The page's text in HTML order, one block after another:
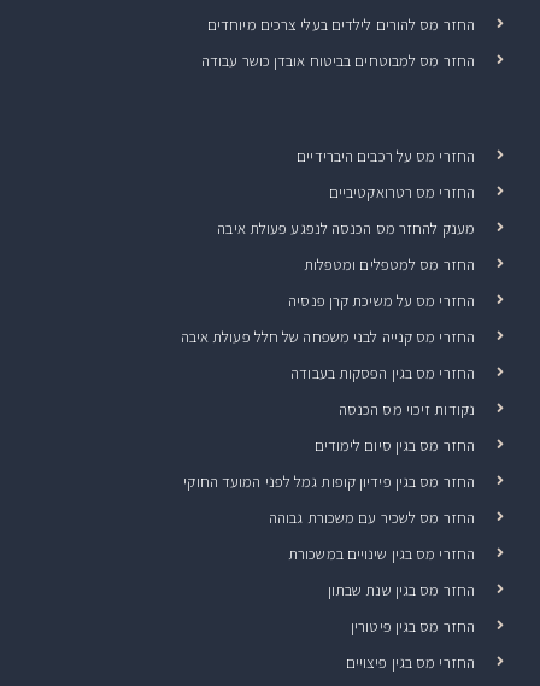
החזר מס להורים לילדים בעלי צרכים מיוחדים
החזר מס למבוטחים בביטוח אובדן כושר עבודה
החזרי מס על רכבים היברידיים
החזרי מס רטרואקטיביים
מענק להחזר מס הכנסה לנפגע פעולת איבה
החזר מס למטפלים ומטפלות
החזרי מס על משיכת קרן פנסיה
החזרי מס קנייה לבני משפחה של חלל פעולת איבה
החזרי מס בגין הפסקות בעבודה
נקודות זיכוי מס הכנסה
החזר מס בגין סיום לימודים
החזר מס בגין פידיון קופות גמל לפני המועד החוקי
החזר מס לשכיר עם משכורת גבוהה
החזרי מס בגין שינויים במשכורת
החזר מס בגין שנת שבתון
החזר מס בגין פיטורין
החזרי מס בגין פיצויים